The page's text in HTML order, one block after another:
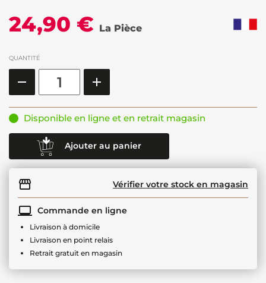
24,90 € La Pièce
QUANTITÉ
Disponible en ligne et en retrait magasin
Ajouter au panier
Vérifier votre stock en magasin
Commande en ligne
Livraison à domicile
Livraison en point relais
Retrait gratuit en magasin